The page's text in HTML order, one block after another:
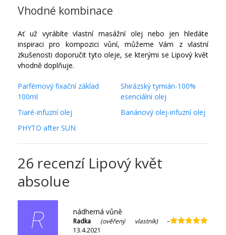
Vhodné kombinace
Ať už vyrábíte vlastní masážní olej nebo jen hledáte
inspiraci pro kompozici vůní, můžeme Vám z vlastní
zkušenosti doporučit tyto oleje, se kterými se Lipový květ
vhodně doplňuje.
Parfémový fixační základ
100ml
Tiaré-infuzní olej
PHYTO after SUN
Shirázský tymián-100%
esenciální olej
Banánový olej-infuzní olej
26 recenzí Lipový květ
absolue
R nádherná vůně
Radka (ověřený vlastník)
–
13.4.2021